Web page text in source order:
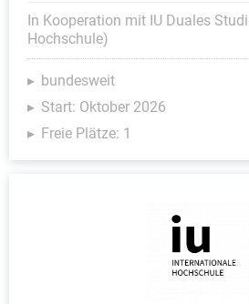
In Kooperation mit IU Duales
Hochschule)
bundesweit
Start: Oktober 2026
Freie Plätze: 1